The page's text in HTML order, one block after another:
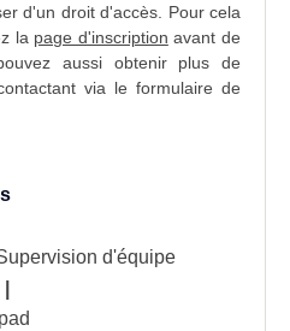
d'un droit d'accès. Pour cela
la page d'inscription avant de
aussi obtenir plus de
via le formulaire de
d'équipe